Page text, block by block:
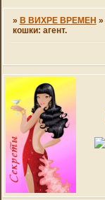
» В ВИХРЕ ВРЕМЕН »
кошки: агент.